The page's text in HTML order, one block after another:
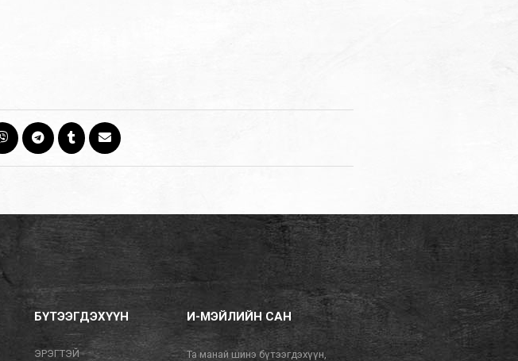
БҮТЭЭГДЭХҮҮН
ЭРЭГТЭЙ
И-МЭЙЛИЙН САН
Та манай шинэ бүтээгдэхүүн,